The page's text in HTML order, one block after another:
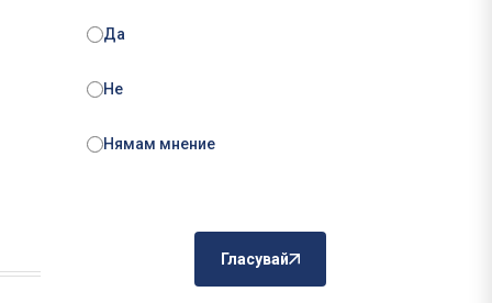
Да
Не
Нямам мнение
Гласувай